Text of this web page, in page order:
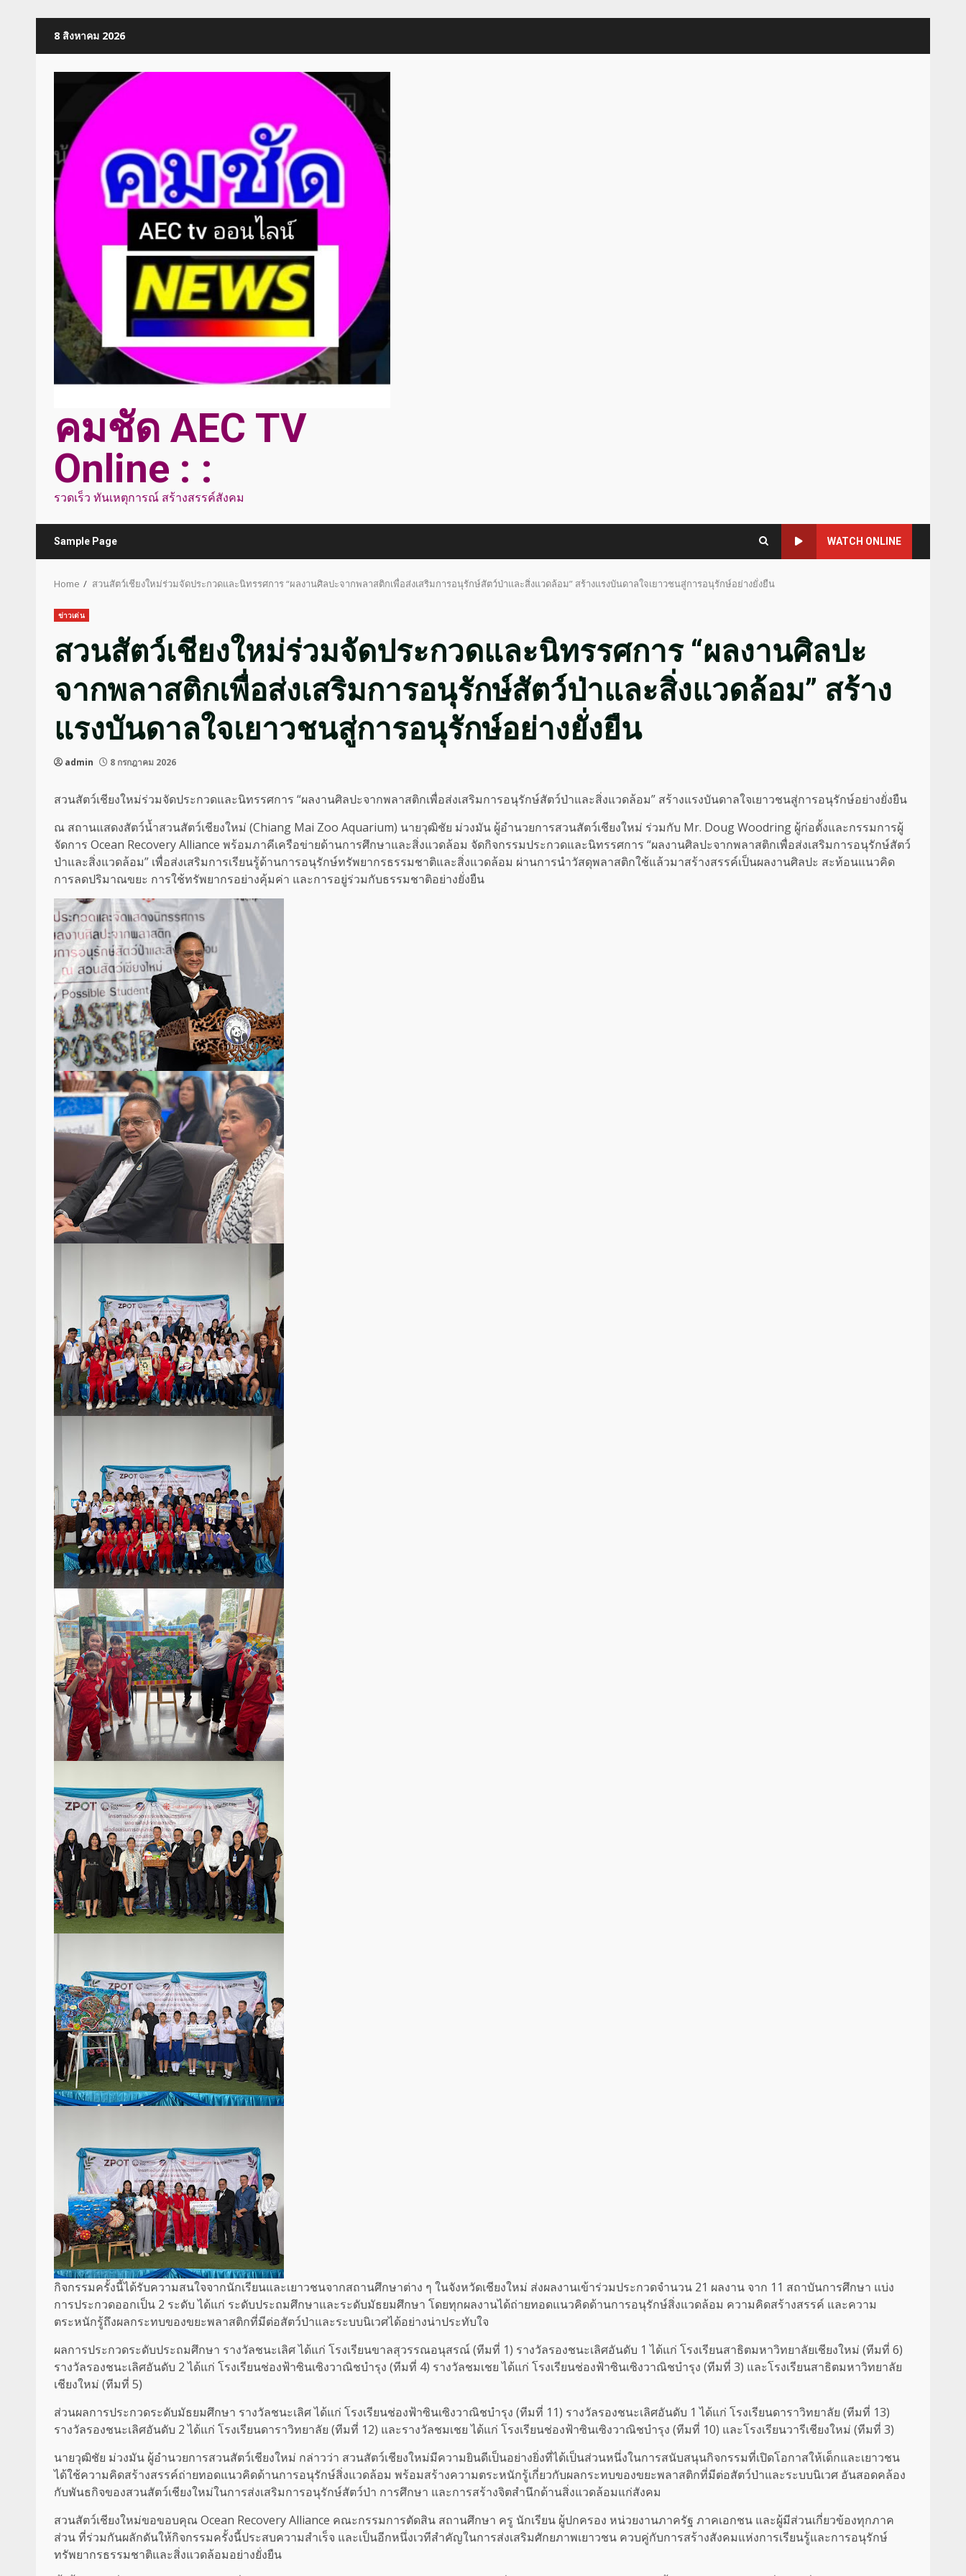
8 สิงหาคม 2026
คมชัด AEC TV
Online : :
รวดเร็ว ทันเหตุการณ์ สร้างสรรค์สังคม
Sample Page WATCH ONLINE
Home สวนสัตว์เชียงใหม่ร่วมจัดประกวดและนิทรรศการ “ผลงานศิลปะจากพลาสติกเพื่อส่งเสริมการอนุรักษ์สัตว์ป่าและสิ่งแวดล้อม” สร้างแรงบันดาลใจเยาวชนสู่การอนุรักษ์อย่างยั่งยืน
ข่าวเด่น
สวนสัตว์เชียงใหม่ร่วมจัดประกวดและนิทรรศการ “ผลงานศิลปะ
จากพลาสติกเพื่อส่งเสริมการอนุรักษ์สัตว์ป่าและสิ่งแวดล้อม” สร้าง
แรงบันดาลใจเยาวชนสู่การอนุรักษ์อย่างยั่งยืน
admin 8 กรกฎาคม 2026
สวนสัตว์เชียงใหม่ร่วมจัดประกวดและนิทรรศการ “ผลงานศิลปะจากพลาสติกเพื่อส่งเสริมการอนุรักษ์สัตว์ป่าและสิ่งแวดล้อม” สร้างแรงบันดาลใจเยาวชนสู่การอนุรักษ์อย่างยั่งยืน
ณ สถานแสดงสัตว์น้ำสวนสัตว์เชียงใหม่ (Chiang Mai Zoo Aquarium) นายวุฒิชัย ม่วงมัน ผู้อำนวยการสวนสัตว์เชียงใหม่ ร่วมกับ Mr. Doug Woodring ผู้ก่อตั้งและกรรมการผู้
จัดการ Ocean Recovery Alliance พร้อมภาคีเครือข่ายด้านการศึกษาและสิ่งแวดล้อม จัดกิจกรรมประกวดและนิทรรศการ “ผลงานศิลปะจากพลาสติกเพื่อส่งเสริมการอนุรักษ์สัตว์
ป่าและสิ่งแวดล้อม” เพื่อส่งเสริมการเรียนรู้ด้านการอนุรักษ์ทรัพยากรธรรมชาติและสิ่งแวดล้อม ผ่านการนำวัสดุพลาสติกใช้แล้วมาสร้างสรรค์เป็นผลงานศิลปะ สะท้อนแนวคิด
การลดปริมาณขยะ การใช้ทรัพยากรอย่างคุ้มค่า และการอยู่ร่วมกับธรรมชาติอย่างยั่งยืน
กิจกรรมครั้งนี้ได้รับความสนใจจากนักเรียนและเยาวชนจากสถานศึกษาต่าง ๆ ในจังหวัดเชียงใหม่ ส่งผลงานเข้าร่วมประกวดจำนวน 21 ผลงาน จาก 11 สถาบันการศึกษา แบ่ง
การประกวดออกเป็น 2 ระดับ ได้แก่ ระดับประถมศึกษาและระดับมัธยมศึกษา โดยทุกผลงานได้ถ่ายทอดแนวคิดด้านการอนุรักษ์สิ่งแวดล้อม ความคิดสร้างสรรค์ และความ
ตระหนักรู้ถึงผลกระทบของขยะพลาสติกที่มีต่อสัตว์ป่าและระบบนิเวศได้อย่างน่าประทับใจ
ผลการประกวดระดับประถมศึกษา รางวัลชนะเลิศ ได้แก่ โรงเรียนขาลสุวรรณอนุสรณ์ (ทีมที่ 1) รางวัลรองชนะเลิศอันดับ 1 ได้แก่ โรงเรียนสาธิตมหาวิทยาลัยเชียงใหม่ (ทีมที่ 6)
รางวัลรองชนะเลิศอันดับ 2 ได้แก่ โรงเรียนช่องฟ้าซินเซิงวาณิชบำรุง (ทีมที่ 4) รางวัลชมเชย ได้แก่ โรงเรียนช่องฟ้าซินเซิงวาณิชบำรุง (ทีมที่ 3) และโรงเรียนสาธิตมหาวิทยาลัย
เชียงใหม่ (ทีมที่ 5)
ส่วนผลการประกวดระดับมัธยมศึกษา รางวัลชนะเลิศ ได้แก่ โรงเรียนช่องฟ้าซินเซิงวาณิชบำรุง (ทีมที่ 11) รางวัลรองชนะเลิศอันดับ 1 ได้แก่ โรงเรียนดาราวิทยาลัย (ทีมที่ 13)
รางวัลรองชนะเลิศอันดับ 2 ได้แก่ โรงเรียนดาราวิทยาลัย (ทีมที่ 12) และรางวัลชมเชย ได้แก่ โรงเรียนช่องฟ้าซินเซิงวาณิชบำรุง (ทีมที่ 10) และโรงเรียนวารีเชียงใหม่ (ทีมที่ 3)
นายวุฒิชัย ม่วงมัน ผู้อำนวยการสวนสัตว์เชียงใหม่ กล่าวว่า สวนสัตว์เชียงใหม่มีความยินดีเป็นอย่างยิ่งที่ได้เป็นส่วนหนึ่งในการสนับสนุนกิจกรรมที่เปิดโอกาสให้เด็กและเยาวชน
ได้ใช้ความคิดสร้างสรรค์ถ่ายทอดแนวคิดด้านการอนุรักษ์สิ่งแวดล้อม พร้อมสร้างความตระหนักรู้เกี่ยวกับผลกระทบของขยะพลาสติกที่มีต่อสัตว์ป่าและระบบนิเวศ อันสอดคล้อง
กับพันธกิจของสวนสัตว์เชียงใหม่ในการส่งเสริมการอนุรักษ์สัตว์ป่า การศึกษา และการสร้างจิตสำนึกด้านสิ่งแวดล้อมแก่สังคม
สวนสัตว์เชียงใหม่ขอขอบคุณ Ocean Recovery Alliance คณะกรรมการตัดสิน สถานศึกษา ครู นักเรียน ผู้ปกครอง หน่วยงานภาครัฐ ภาคเอกชน และผู้มีส่วนเกี่ยวข้องทุกภาค
ส่วน ที่ร่วมกันผลักดันให้กิจกรรมครั้งนี้ประสบความสำเร็จ และเป็นอีกหนึ่งเวทีสำคัญในการส่งเสริมศักยภาพเยาวชน ควบคู่กับการสร้างสังคมแห่งการเรียนรู้และการอนุรักษ์
ทรัพยากรธรรมชาติและสิ่งแวดล้อมอย่างยั่งยืน